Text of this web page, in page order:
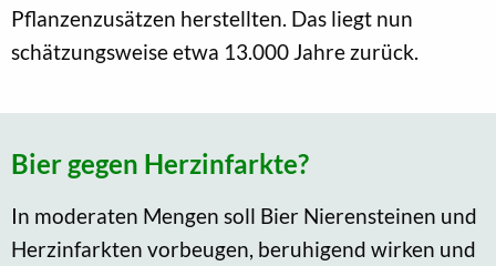
Pflanzenzusätzen herstellten. Das liegt nun
schätzungsweise etwa 13.000 Jahre zurück.
Bier gegen Herzinfarkte?
In moderaten Mengen soll Bier Nierensteinen und
Herzinfarkten vorbeugen, beruhigend wirken und